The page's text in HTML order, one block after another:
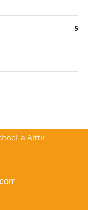
5
'a Aittir